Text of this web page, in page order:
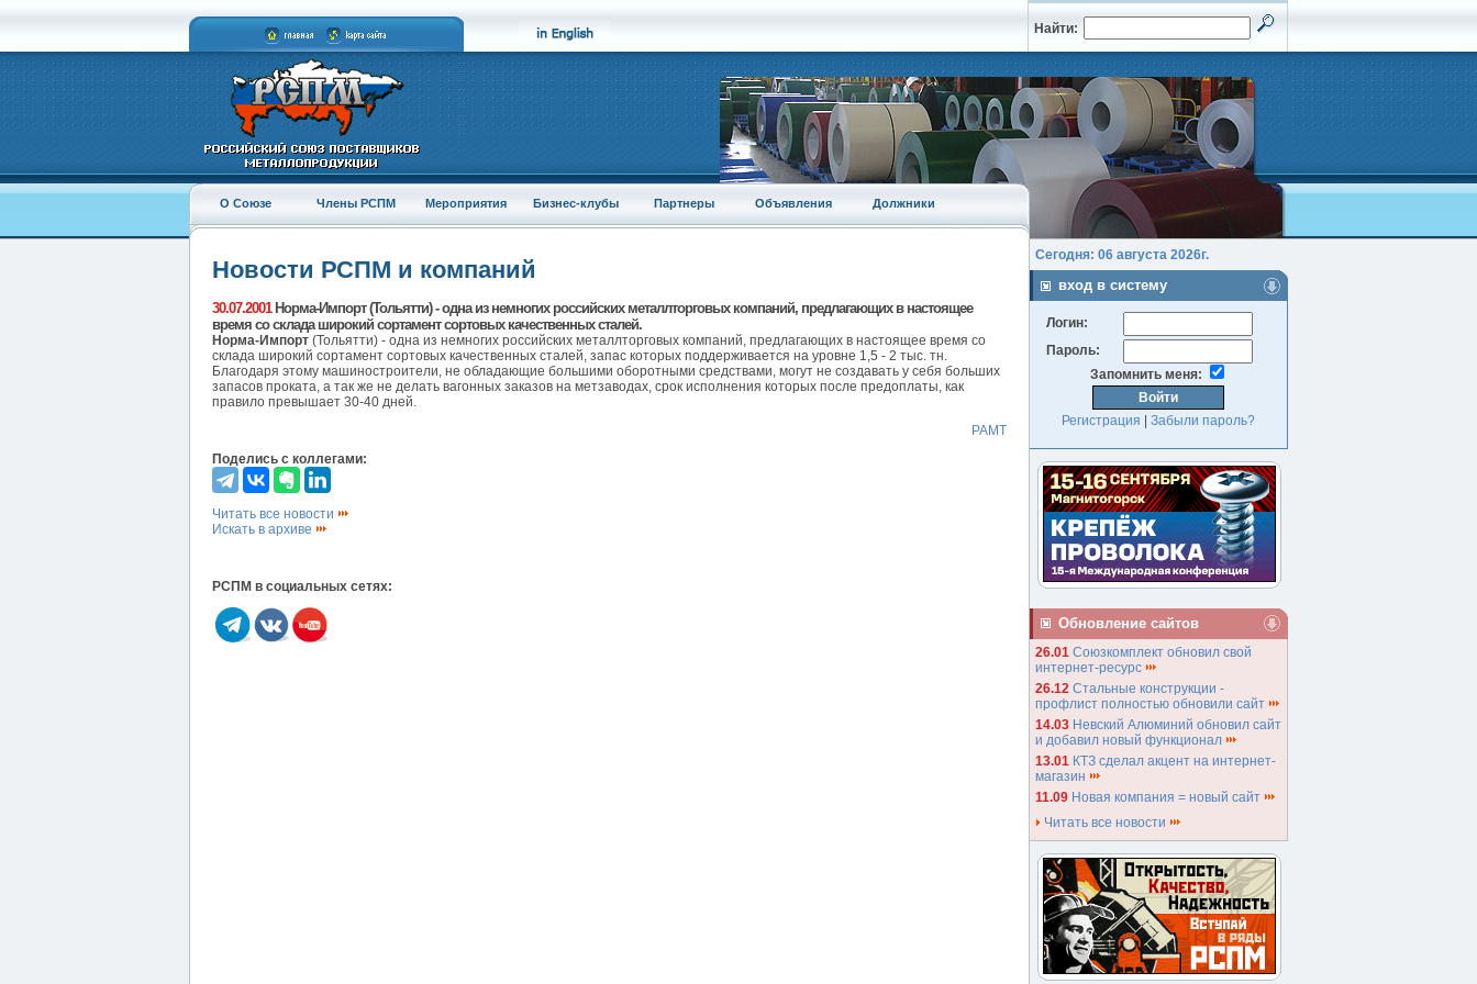
Найти:
О Союзе Члены РСПМ Мероприятия Бизнес-клубы Партнеры Объявления Должники
Новости РСПМ и компаний
30.07.2001Норма-Импорт (Тольятти) - одна из немногих российских металлторговых компаний, предлагающих в настоящее
время со склада широкий сортамент сортовых качественных сталей.
Норма-Импорт (Тольятти) - одна из немногих российских металлторговых компаний, предлагающих в настоящее время со
склада широкий сортамент сортовых качественных сталей, запас которых поддерживается на уровне 1,5 - 2 тыс. тн.
Благодаря этому машиностроители, не обладающие большими оборотными средствами, могут не создавать у себя больших
запасов проката, а так же не делать вагонных заказов на метзаводах, срок исполнения которых после предоплаты, как
правило превышает 30-40 дней.
РАМТ
Поделись с коллегами:
Читать все новости
Искать в архиве
РСПМ в социальных сетях:
Сегодня: 06 августа 2026г.
вход в систему
Логин:
Пароль:
Запомнить меня:
Регистрация Забыли пароль?
Обновление сайтов
26.01 Союзкомплект обновил свой
интернет-ресурс
26.12 Стальные конструкции -
профлист полностью обновили сайт
14.03 Невский Алюминий обновил сайт
и добавил новый функционал
13.01 КТЗ сделал акцент на интернет-
магазин
11.09 Новая компания = новый сайт
Читать все новости